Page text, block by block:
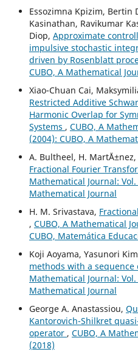
Essozimna Kpizim, Bertin
Kasinathan, Ravikumar
Diop, Approximate
impulsive stochastic
driven by Rosenblatt
CUBO, A Mathematical
Xiao-Chuan Cai,
Restricted Additive
Harmonic Overlap for
Systems , CUBO, A
(2004): CUBO, A
A. Bultheel, H. Mart´Ä±nez,
Fractional Fourier
Mathematical Journal:
Mathematical Journal
H. M. Srivastava,
, CUBO, A Mathematical
CUBO, Matemática
Koji Aoyama, Yasunori
methods with a sequence
Mathematical Journal:
Mathematical Journal
George A. Anastassiou,
Kantorovich-Shilkret
operator , CUBO, A
(2018)